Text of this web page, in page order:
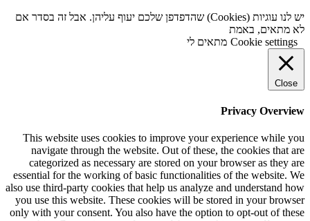
יש לנו עוגיות (Cookies) שהדפדפן שלכם יעוף עליהן. אבל זה בסדר אם
לא מתאים, באמת
Cookie settings מתאים לי
Close
Privacy Overview
This website uses cookies to improve your experience while you
navigate through the website. Out of these, the cookies that are
categorized as necessary are stored on your browser as they are
essential for the working of basic functionalities of the website. We
also use third-party cookies that help us analyze and understand how
you use this website. These cookies will be stored in your browser
only with your consent. You also have the option to opt-out of these